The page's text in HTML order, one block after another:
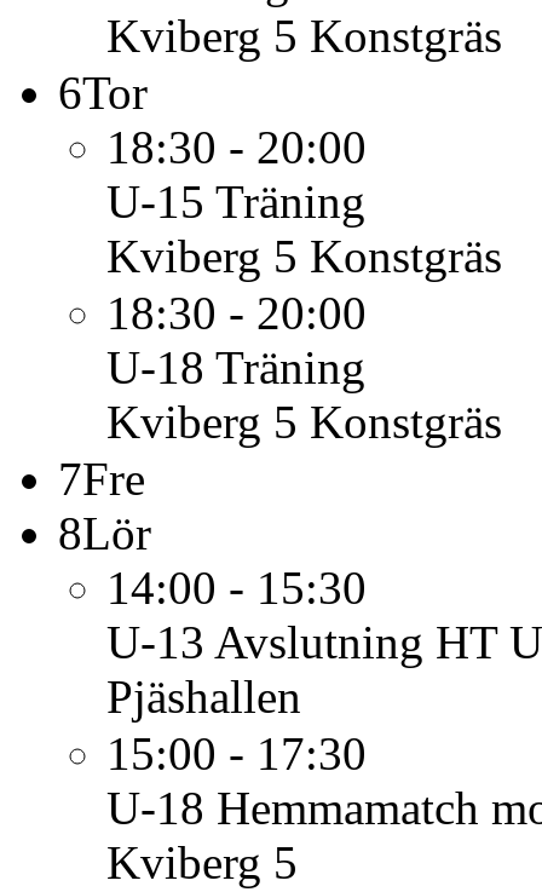
Kviberg 5 Konstgräs
6Tor
18:30 - 20:00
U-15 Träning
Kviberg 5 Konstgräs
18:30 - 20:00
U-18 Träning
Kviberg 5 Konstgräs
7Fre
8Lör
14:00 - 15:30
U-13 Avslutning HT
Pjäshallen
15:00 - 17:30
U-18 Hemmamatch
Kviberg 5